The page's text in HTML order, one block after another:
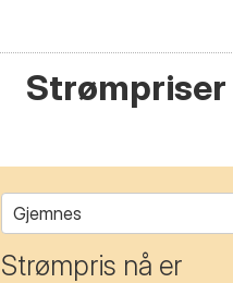
Strømpriser
Gjemnes
Strømpris nå er